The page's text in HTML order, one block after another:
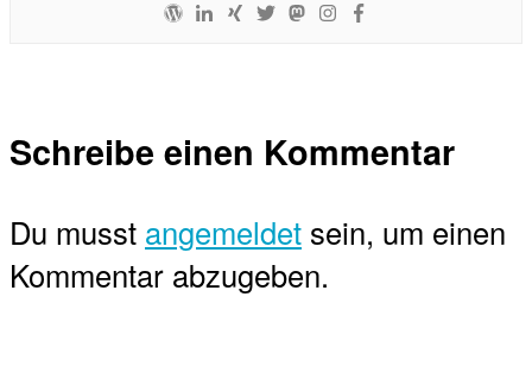
Schreibe einen Kommentar
Du musst angemeldet sein, um einen
Kommentar abzugeben.